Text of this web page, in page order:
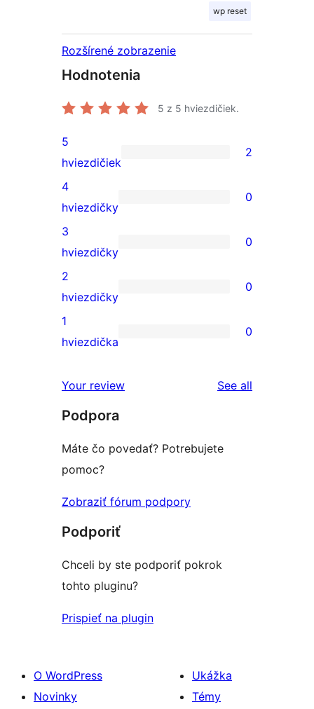
wp reset
Rozšírené zobrazenie
Hodnotenia
5 z 5 hviezdičiek.
2
recenzie
s
5-
hviezdičkovým
5
hviezdičiek
2
0
recenzií
s
4-
hviezdičkovým
4
hviezdičky
0
0
recenzií
s
3-
hviezdičkovým
3
hviezdičky
0
0
recenzií
s
hviezdičkovým
2
hviezdičky
0
0
s
hviezdičkovým
hodnotením
1
hviezdička
0
Your review See all
Podpora
Máte čo povedať? Potrebujete
pomoc?
Zobraziť fórum podpory
Podporiť
Chceli by ste podporiť pokrok
tohto pluginu?
Prispieť na plugin
O WordPress
Novinky
Ukážka
Témy